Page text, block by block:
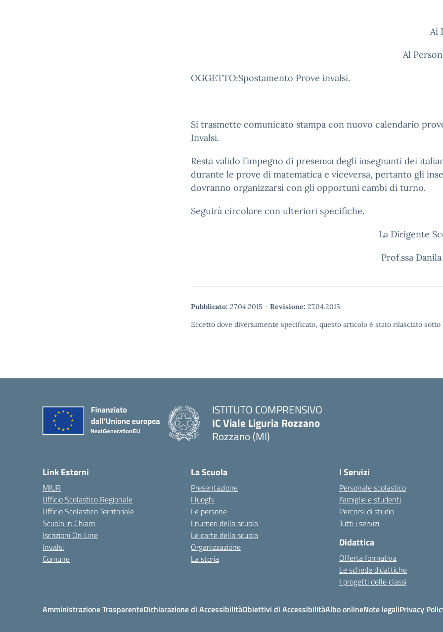
Ai
Al
OGGETTO:Spostamento Prove invalsi.
Si trasmette comunicato stampa con nuovo calendario
Invalsi.
Resta valido l’impegno di presenza degli insegnanti dei
durante le prove di matematica e viceversa, pertanto gli
dovranno organizzarsi con gli opportuni cambi di turno.
Seguirà circolare con ulteriori specifiche.
La Dirigente
Prof.ssa
Pubblicato: 27.04.2015 - Revisione: 27.04.2015
Eccetto dove diversamente specificato, questo articolo è stato rilasciato
ISTITUTO COMPRENSIVO
IC Viale Liguria Rozzano
Rozzano (MI)
Link Esterni
MIUR
Ufficio Scolastico Regionale
Ufficio Scolastico Territoriale
Scuola in Chiaro
Iscrizioni On Line
Invalsi
Comune
La Scuola
Presentazione
I luoghi
Le persone
I numeri della scuola
Le carte della scuola
Organizzazione
La storia
I Servizi
Personale scolastico
Famiglie e studenti
Percorsi di studio
Tutti i servizi
Didattica
Offerta formativa
Le schede didattiche
I progetti delle classi
Amministrazione TrasparenteDichiarazione di AccessibilitàObiettivi di AccessibilitàAlbo onlineNote legaliPrivacy